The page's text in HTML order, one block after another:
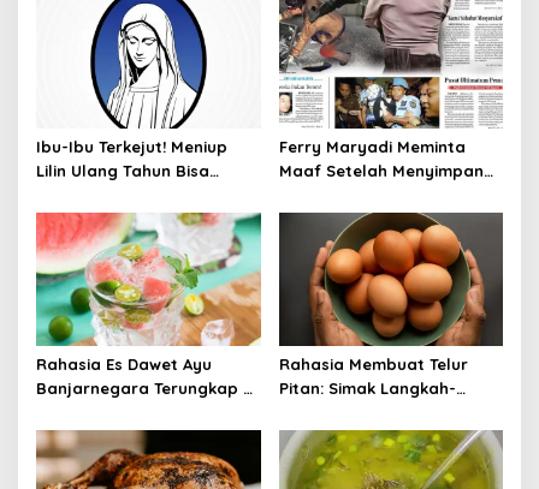
Ibu-Ibu Terkejut! Meniup
Lilin Ulang Tahun Bisa
Ferry Maryadi Meminta
Maaf Setelah Menyimpan
Rahasia Es Dawet Ayu
Banjarnegara Terungkap di
Rahasia Membuat Telur
Pitan: Simak Langkah-
Panduannya